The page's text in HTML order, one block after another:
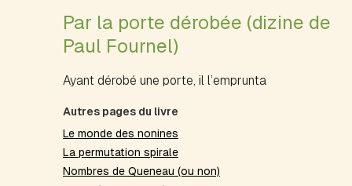
Par la porte dérobée (dizine de
Paul Fournel)
Ayant dérobé une porte, il l’emprunta
Autres pages du livre
Le monde des nonines
La permutation spirale
Nombres de Queneau (ou non)